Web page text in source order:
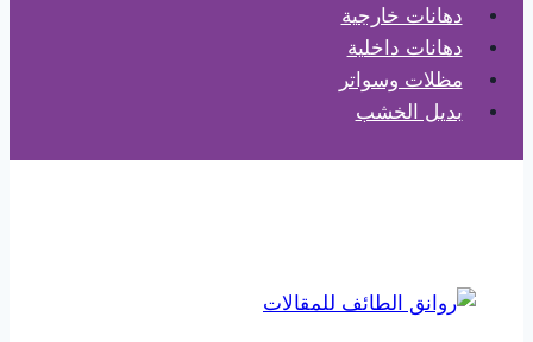
الطائف
عصرية
ومخصصة
دهانات خارجية
دهانات داخلية
مظلات وسواتر
بديل الخشب